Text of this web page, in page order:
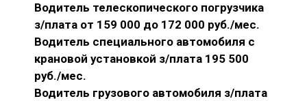
Водитель телескопического погрузчика
з/плата от 159 000 до 172 000 руб./мес.
Водитель специального автомобиля с
крановой установкой з/плата 195 500
руб./мес.
Водитель грузового автомобиля з/плата